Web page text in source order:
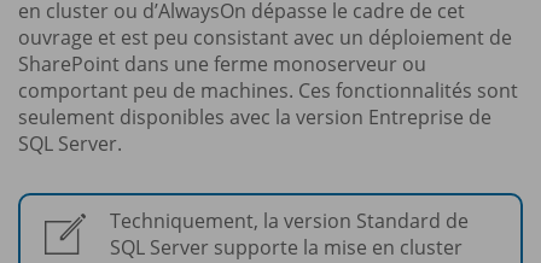
en cluster ou d’AlwaysOn dépasse le cadre de cet
ouvrage et est peu consistant avec un déploiement de
SharePoint dans une ferme monoserveur ou
comportant peu de machines. Ces fonctionnalités sont
seulement disponibles avec la version Entreprise de
SQL Server.
Techniquement, la version Standard de
SQL Server supporte la mise en cluster